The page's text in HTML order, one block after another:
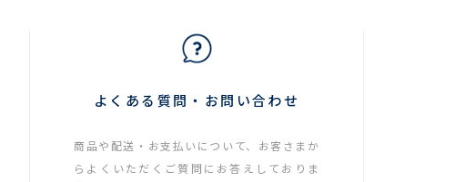
よくある質問・お問い合わせ
商品や配送・お支払いについて、お客さまか
らよくいただくご質問にお答えしておりま